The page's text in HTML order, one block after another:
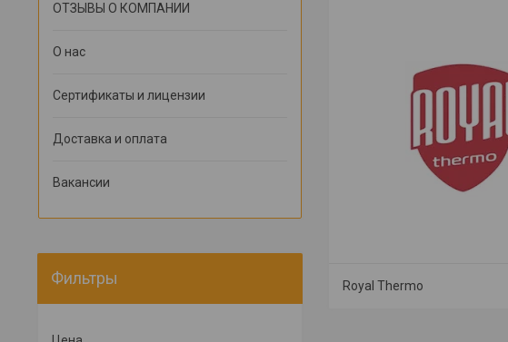
Royal Thermo
ОТЗЫВЫ О КОМПАНИИ
О нас
Сертификаты и лицензии
Доставка и оплата
Вакансии
Фильтры